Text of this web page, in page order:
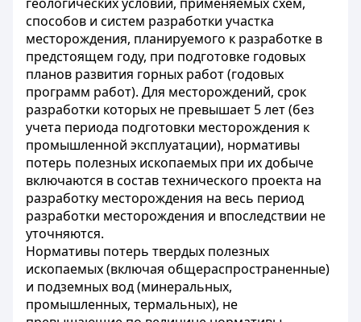
способов и систем разработки участка
месторождения, планируемого к разработке в
предстоящем году, при подготовке годовых
планов развития горных работ (годовых
программ работ). Для месторождений, срок
разработки которых не превышает 5 лет (без
учета периода подготовки месторождения к
промышленной эксплуатации), нормативы
потерь полезных ископаемых при их добыче
включаются в состав технического проекта на
разработку месторождения на весь период
разработки месторождения и впоследствии не
уточняются.
Нормативы потерь твердых полезных
ископаемых (включая общераспространенные)
и подземных вод (минеральных,
промышленных, термальных), не